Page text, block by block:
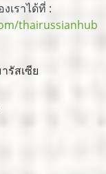
เราได้ที่ :
thairussianhub
รัสเซีย